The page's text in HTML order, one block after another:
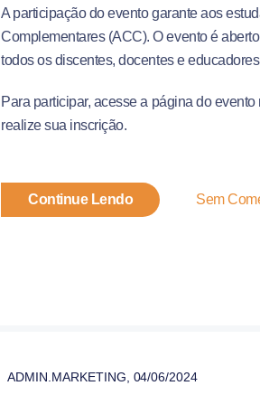
A participação do evento garante aos
Complementares (ACC). O evento é
todos os discentes, docentes e
Para participar, acesse a página do evento
realize sua inscrição.
Continue Lendo Sem
ADMIN.MARKETING 04/06/2024